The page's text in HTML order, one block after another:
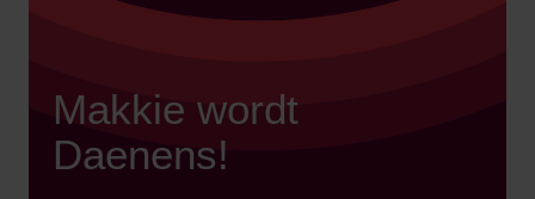
Makkie wordt
Daenens!